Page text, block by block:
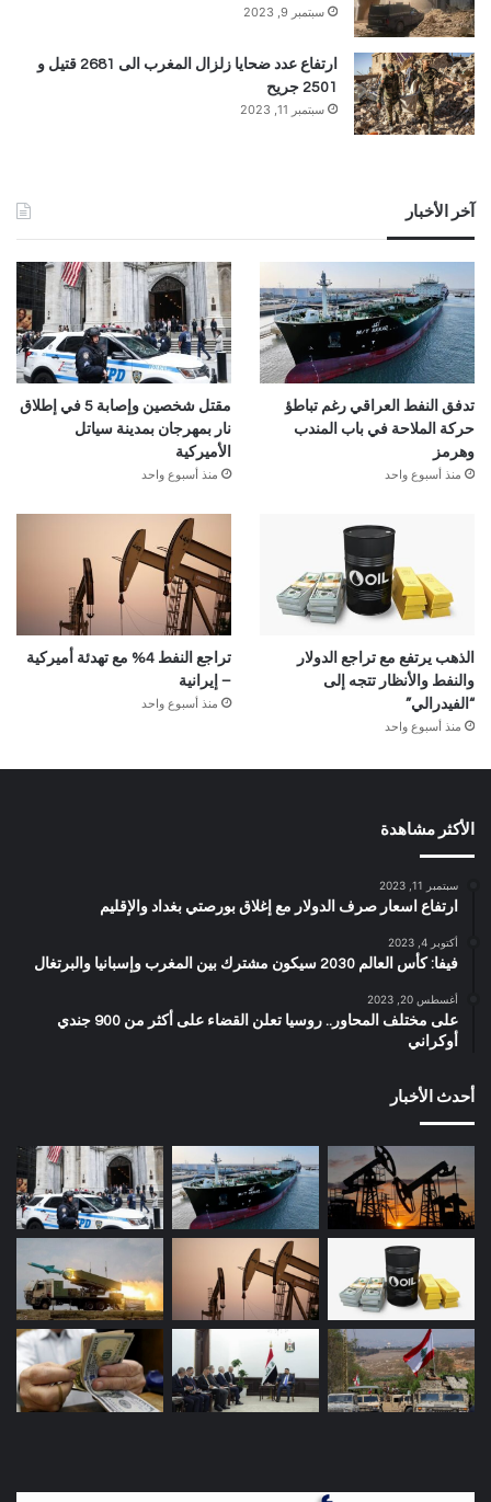
سبتمبر 9, 2023
ارتفاع عدد ضحايا زلزال المغرب الى 2681 قتيل و
2501 جريح
سبتمبر 11, 2023
آخر الأخبار
تدفق النفط العراقي رغم تباطؤ
حركة الملاحة في باب المندب
وهرمز
منذ أسبوع واحد
مقتل شخصين وإصابة 5 في إطلاق
نار بمهرجان بمدينة سياتل
الأميركية
منذ أسبوع واحد
الذهب يرتفع مع تراجع الدولار
والنفط والأنظار تتجه إلى
“الفيدرالي”
منذ أسبوع واحد
تراجع النفط 4% مع تهدئة أميركية
– إيرانية
منذ أسبوع واحد
الأكثر مشاهدة
سبتمبر 11, 2023
ارتفاع اسعار صرف الدولار مع إغلاق بورصتي بغداد والإقليم
أكتوبر 4, 2023
فيفا: كأس العالم 2030 سيكون مشترك بين المغرب وإسبانيا والبرتغال
أغسطس 20, 2023
على مختلف المحاور.. روسيا تعلن القضاء على أكثر من 900 جندي
أوكراني
أحدث الأخبار